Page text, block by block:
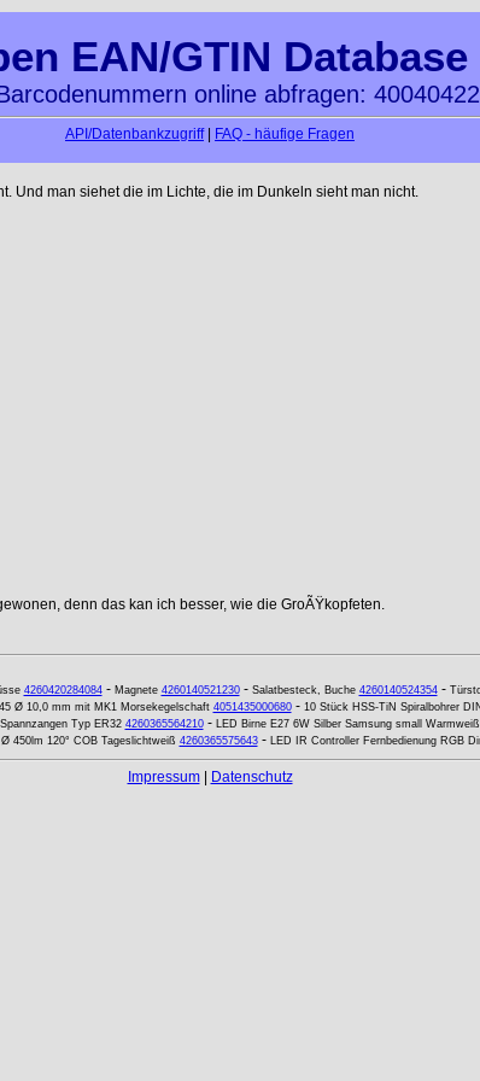
EAN/GTIN Database
online abfragen:
API/Datenbankzugriff| FAQ - häufige Fragen
Und man siehet die im Lichte, die im Dunkeln sieht man nicht.
denn das kan ich besser, wie die GroÃŸkopfeten.
4260420284084- Magnete 4260140521230- Salatbesteck, Buche 4260140524354-
Ø 10,0 mm mit MK1 Morsekegelschaft 4051435000680- 10 Stück HSS-TiN Spiralbohrer
Typ ER32 4260365564210- LED Birne E27 6W Silber Samsung small Warmweiß
450lm 120° COB Tageslichtweiß 4260365575643- LED IR Controller Fernbedienung RGB
Impressum| Datenschutz